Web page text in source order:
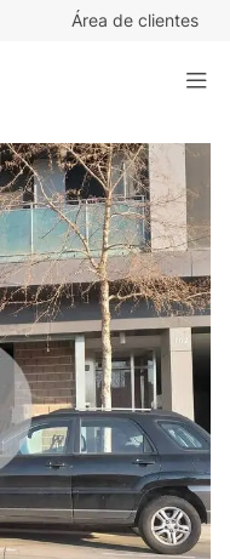
Área de clientes
metros de la calle Girona.